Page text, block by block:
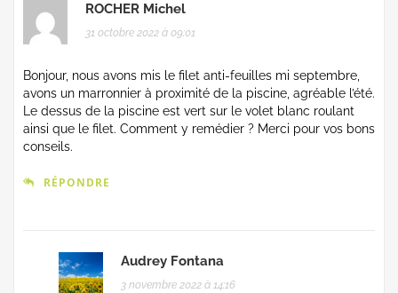
ROCHER Michel
31 octobre 2022 à 09:01
Bonjour, nous avons mis le filet anti-feuilles mi septembre,
avons un marronnier à proximité de la piscine, agréable l’été.
Le dessus de la piscine est vert sur le volet blanc roulant
ainsi que le filet. Comment y remédier ? Merci pour vos bons
conseils.
RÉPONDRE
Audrey Fontana
3 novembre 2022 à 14:16